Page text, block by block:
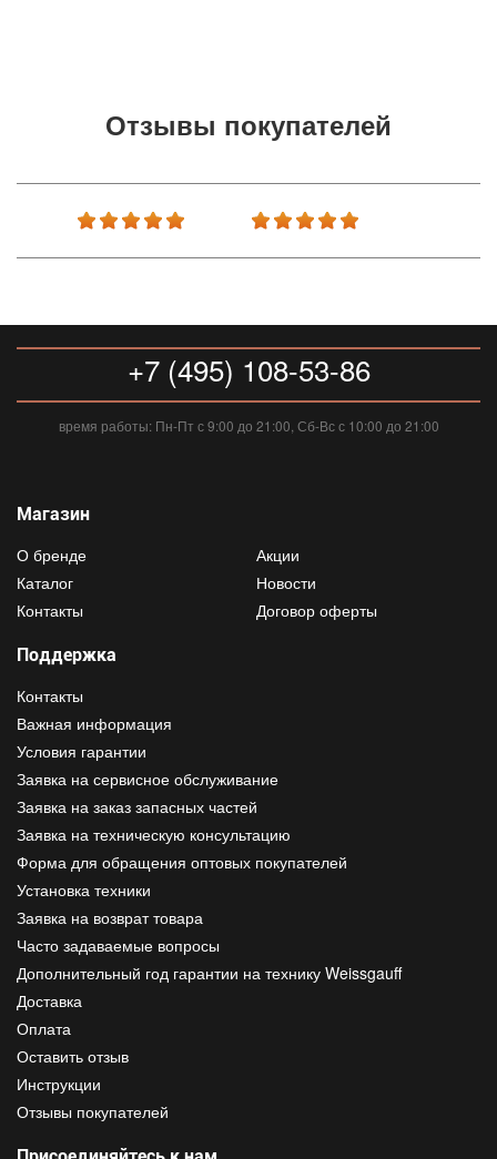
Отзывы покупателей
+7 (495) 108-53-86
время работы: Пн-Пт с 9:00 до 21:00, Сб-Вс с 10:00 до 21:00
Магазин
О бренде
Каталог
Контакты
Акции
Новости
Договор оферты
Поддержка
Контакты
Важная информация
Условия гарантии
Заявка на сервисное обслуживание
Заявка на заказ запасных частей
Заявка на техническую консультацию
Форма для обращения оптовых покупателей
Установка техники
Заявка на возврат товара
Часто задаваемые вопросы
Дополнительный год гарантии на технику Weissgauff
Доставка
Оплата
Оставить отзыв
Инструкции
Отзывы покупателей